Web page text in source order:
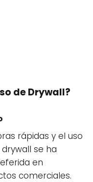
de Drywall?
rápidas y el uso
se ha
en
comerciales.